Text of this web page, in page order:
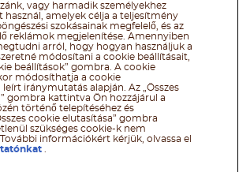
rights reserved.
Nutella® cookie tájékoztató
Technikai információk Impresszum
Ferrero
adatkezelési tájékoztató
vagy harmadik személyekhez
amelyek célja a teljesítmény
szokásainak megfelelő, és az
reklámok megjelenítése. Amennyiben
arról, hogy hogyan használjuk a
módosítani a cookie beállításait,
beállítások” gombra. A cookie
módosíthatja a cookie
iránymutatás alapján. Az „Összes
gombra kattintva Ön hozzájárul a
történő telepítéséhez és
cookie elutasítása” gombra
szükséges cookie-k nem
információkért kérjük, olvassa el